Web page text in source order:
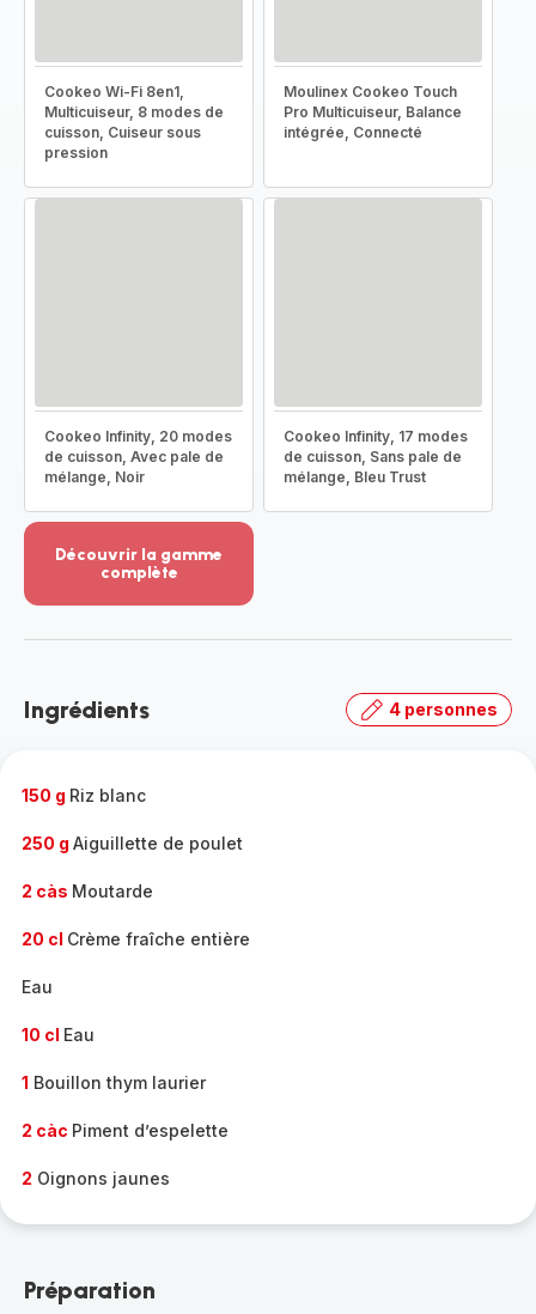
Cookeo Wi-Fi 8en1,
Multicuiseur, 8 modes de
cuisson, Cuiseur sous
pression
Moulinex Cookeo Touch
Pro Multicuiseur, Balance
intégrée, Connecté
Cookeo Infinity, 20 modes
de cuisson, Avec pale de
mélange, Noir
Cookeo Infinity, 17 modes
de cuisson, Sans pale de
mélange, Bleu Trust
Découvrir la gamme
complète
-
gamme
Ingrédients 4 personnes
150 g Riz blanc
250 g Aiguillette de poulet
2 càs Moutarde
20 cl Crème fraîche entière
Eau
10 cl Eau
1 Bouillon thym laurier
2 càc Piment d’espelette
2 Oignons jaunes
Préparation